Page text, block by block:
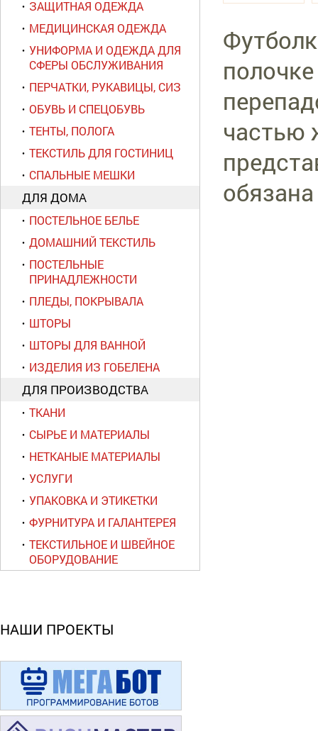
ЗАЩИТНАЯ ОДЕЖДА
МЕДИЦИНСКАЯ ОДЕЖДА
УНИФОРМА И ОДЕЖДА ДЛЯ
СФЕРЫ ОБСЛУЖИВАНИЯ
ПЕРЧАТКИ, РУКАВИЦЫ, СИЗ
ОБУВЬ И СПЕЦОБУВЬ
ТЕНТЫ, ПОЛОГА
ТЕКСТИЛЬ ДЛЯ ГОСТИНИЦ
СПАЛЬНЫЕ МЕШКИ
ДЛЯ ДОМА
ПОСТЕЛЬНОЕ БЕЛЬЕ
ДОМАШНИЙ ТЕКСТИЛЬ
ПОСТЕЛЬНЫЕ
ПРИНАДЛЕЖНОСТИ
ПЛЕДЫ, ПОКРЫВАЛА
ШТОРЫ
ШТОРЫ ДЛЯ ВАННОЙ
ИЗДЕЛИЯ ИЗ ГОБЕЛЕНА
ДЛЯ ПРОИЗВОДСТВА
ТКАНИ
СЫРЬЕ И МАТЕРИАЛЫ
НЕТКАНЫЕ МАТЕРИАЛЫ
УСЛУГИ
УПАКОВКА И ЭТИКЕТКИ
ФУРНИТУРА И ГАЛАНТЕРЕЯ
ТЕКСТИЛЬНОЕ И ШВЕЙНОЕ
ОБОРУДОВАНИЕ
НАШИ ПРОЕКТЫ
частью